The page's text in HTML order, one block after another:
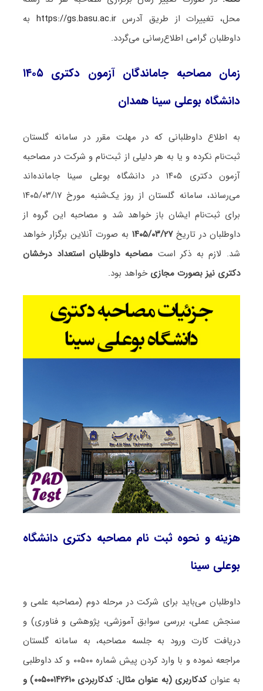
محل، تغییرات از طریق آدرسhttps://gs.basu.ac.ir به
داوطلبان گرامی اطلاع‌رسانی می‌گردد.
زمان مصاحبه جاماندگان آزمون دکتری ۱۴۰۵
دانشگاه بوعلی سینا همدان
به اطلاع داوطلبانی که در مهلت مقرر در سامانه گلستان
ثبت‌نام نکرده و یا به هر دلیلی از ثبت‌نام و شرکت در مصاحبه
آزمون دکتری ۱۴۰۵ در دانشگاه بوعلی سینا جامانده‌اند
می‌رساند، سامانه گلستان از روز یک‌شنبه مورخ ۱۴۰۵/۰۳/۱۷
برای ثبت‌نام ایشان باز خواهد شد و مصاحبه این گروه از
داوطلبان در تاریخ۱۴۰۵/۰۳/۲۷
به صورت آنلاین برگزار خواهد
شد. لازم به ذکر استمصاحبه داوطلبان استعداد درخشان
دکتری نیز بصورت مجازی خواهد بود.
هزینه و نحوه ثبت نام مصاحبه دکتری دانشگاه
بوعلی سینا
داوطلبان می‌باید برای شرکت در مرحله دوم (مصاحبه علمی و
سنجش عملی، بررسی سوابق آموزشی، پژوهشی و فناوری) و
دریافت کارت ورود به جلسه مصاحبه، به سامانه گلستان
مراجعه نموده و با وارد کردن پیش شماره ۰۰۵۰۰ و کد داوطلبی
به عنوان
کدکاربری (به عنوان مثال: کدکاربردی ۰۰۵۰۰۱۴۲۶۱۰) و